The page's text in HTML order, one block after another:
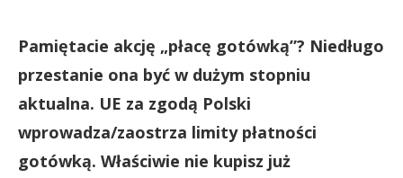
Pamiętacie akcję „płacę gotówką”? Niedługo
przestanie ona być w dużym stopniu
aktualna. UE za zgodą Polski
wprowadza/zaostrza limity płatności
gotówką. Właściwie nie kupisz już